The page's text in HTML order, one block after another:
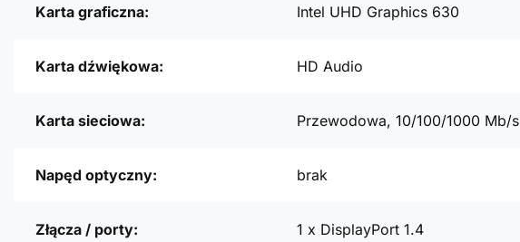
Karta graficzna: Intel UHD Graphics 630
Karta dźwiękowa: HD Audio
Karta sieciowa: Przewodowa, 10/100/1000 Mb/s
Napęd optyczny: brak
Złącza / porty:
1 x DisplayPort 1.4